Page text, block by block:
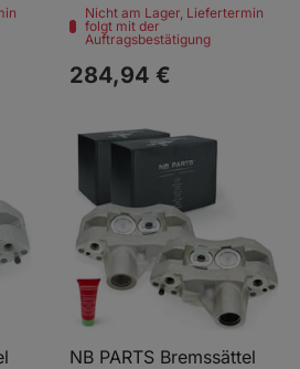
Nicht am Lager, Liefertermin
folgt mit der
Auftragsbestätigung
284,94 €
NB PARTS Bremssättel